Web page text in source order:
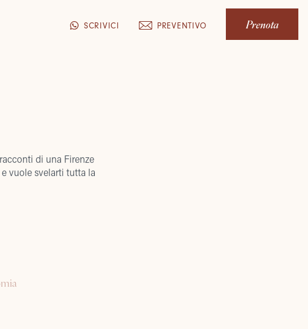
SCRIVICI PREVENTIVO Prenota
di una Firenze
vuole svelarti tutta la